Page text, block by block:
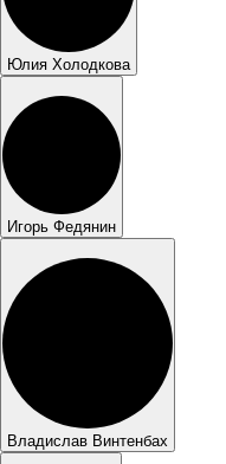
Юлия Холодкова
Игорь Федянин
Владислав Винтенбах